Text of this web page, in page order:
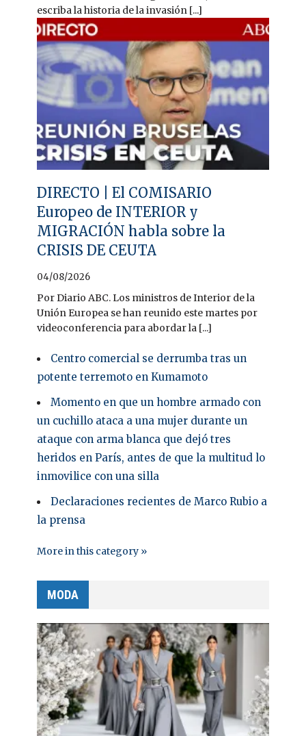
escriba la historia de la invasión [...]
DIRECTO | El COMISARIO
Europeo de INTERIOR y
MIGRACIÓN habla sobre la
CRISIS DE CEUTA
04/08/2026
Por Diario ABC. Los ministros de Interior de la
Unión Europea se han reunido este martes por
videoconferencia para abordar la [...]
Centro comercial se derrumba tras un
potente terremoto en Kumamoto
Momento en que un hombre armado con
un cuchillo ataca a una mujer durante un
ataque con arma blanca que dejó tres
heridos en París, antes de que la multitud lo
inmovilice con una silla
Declaraciones recientes de Marco Rubio a
la prensa
More in this category »
MODA